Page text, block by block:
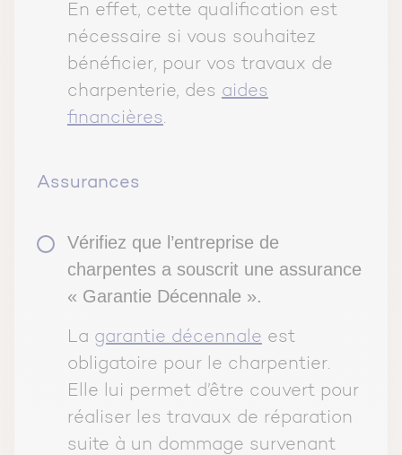
En effet, cette qualification est
nécessaire si vous souhaitez
bénéficier, pour vos travaux de
charpenterie, des aides
financières.
Assurances
Vérifiez que l’entreprise de
charpentes a souscrit une assurance
« Garantie Décennale ».
La garantie décennale est
obligatoire pour le charpentier.
Elle lui permet d’être couvert pour
réaliser les travaux de réparation
suite à un dommage survenant